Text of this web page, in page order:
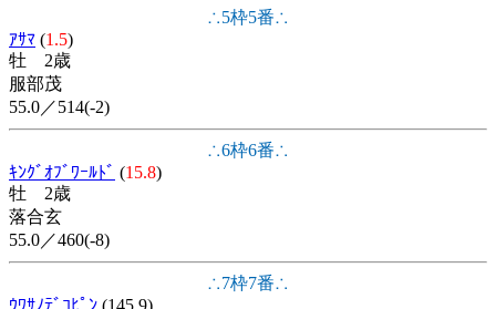
∴5枠5番∴
ｱｻﾏ (1.5)
牡 2歳
服部茂
55.0／514(-2)
∴6枠6番∴
ｷﾝｸﾞｵﾌﾞﾜｰﾙﾄﾞ (15.8)
牡 2歳
落合玄
55.0／460(-8)
∴7枠7番∴
ｳﾜｻﾉﾃﾞｺﾋﾟﾝ (145.9)